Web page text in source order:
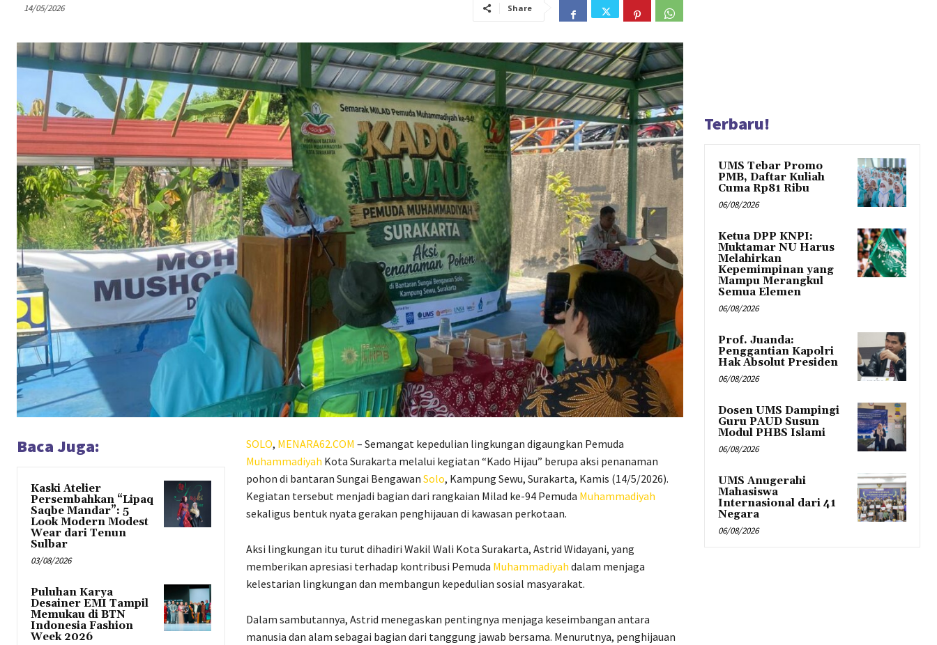
14/05/2026 Share
Baca Juga:
Kaski Atelier
Persembahkan “Lipaq
Saqbe Mandar”: 5
Look Modern Modest
Wear dari Tenun
Sulbar
03/08/2026
Puluhan Karya
Desainer EMI Tampil
Memukau di BTN
Indonesia Fashion
Week 2026
SOLO, MENARA62.COM – Semangat kepedulian lingkungan digaungkan Pemuda
Muhammadiyah Kota Surakarta melalui kegiatan “Kado Hijau” berupa aksi penanaman
pohon di bantaran Sungai Bengawan Solo, Kampung Sewu, Surakarta, Kamis (14/5/2026).
Kegiatan tersebut menjadi bagian dari rangkaian Milad ke-94 Pemuda Muhammadiyah
sekaligus bentuk nyata gerakan penghijauan di kawasan perkotaan.
Aksi lingkungan itu turut dihadiri Wakil Wali Kota Surakarta, Astrid Widayani, yang
memberikan apresiasi terhadap kontribusi Pemuda Muhammadiyah dalam menjaga
kelestarian lingkungan dan membangun kepedulian sosial masyarakat.
Dalam sambutannya, Astrid menegaskan pentingnya menjaga keseimbangan antara
manusia dan alam sebagai bagian dari tanggung jawab bersama. Menurutnya, penghijauan
Terbaru!
UMS Tebar Promo
PMB, Daftar Kuliah
Cuma Rp81 Ribu
06/08/2026
Ketua DPP KNPI:
Muktamar NU Harus
Melahirkan
Kepemimpinan yang
Mampu Merangkul
Semua Elemen
06/08/2026
Prof. Juanda:
Penggantian Kapolri
Hak Absolut Presiden
06/08/2026
Dosen UMS Dampingi
Guru PAUD Susun
Modul PHBS Islami
06/08/2026
UMS Anugerahi
Mahasiswa
Internasional dari 41
Negara
06/08/2026